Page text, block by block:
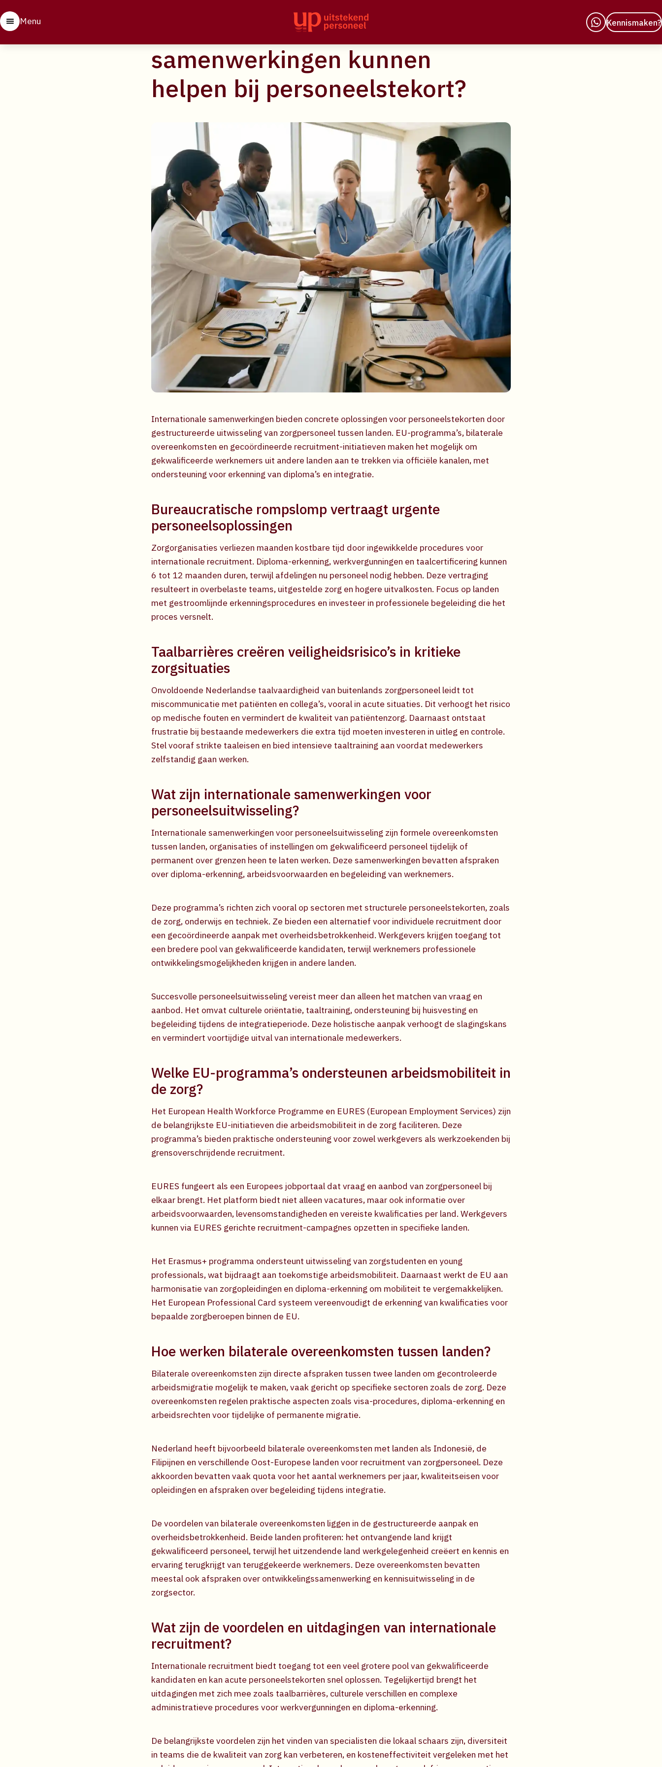
Menu Kennismaken?
Welke internationale
samenwerkingen kunnen
helpen bij personeelstekort?
Internationale samenwerkingen bieden concrete oplossingen voor personeelstekorten door
gestructureerde uitwisseling van zorgpersoneel tussen landen. EU-programma’s, bilaterale
overeenkomsten en gecoördineerde recruitment-initiatieven maken het mogelijk om
gekwalificeerde werknemers uit andere landen aan te trekken via officiële kanalen, met
ondersteuning voor erkenning van diploma’s en integratie.
Bureaucratische rompslomp vertraagt urgente
personeelsoplossingen
Zorgorganisaties verliezen maanden kostbare tijd door ingewikkelde procedures voor
internationale recruitment. Diploma-erkenning, werkvergunningen en taalcertificering kunnen
6 tot 12 maanden duren, terwijl afdelingen nu personeel nodig hebben. Deze vertraging
resulteert in overbelaste teams, uitgestelde zorg en hogere uitvalkosten. Focus op landen
met gestroomlijnde erkenningsprocedures en investeer in professionele begeleiding die het
proces versnelt.
Taalbarrières creëren veiligheidsrisico’s in kritieke
zorgsituaties
Onvoldoende Nederlandse taalvaardigheid van buitenlands zorgpersoneel leidt tot
miscommunicatie met patiënten en collega’s, vooral in acute situaties. Dit verhoogt het risico
op medische fouten en vermindert de kwaliteit van patiëntenzorg. Daarnaast ontstaat
frustratie bij bestaande medewerkers die extra tijd moeten investeren in uitleg en controle.
Stel vooraf strikte taaleisen en bied intensieve taaltraining aan voordat medewerkers
zelfstandig gaan werken.
Wat zijn internationale samenwerkingen voor
personeelsuitwisseling?
Internationale samenwerkingen voor personeelsuitwisseling zijn formele overeenkomsten
tussen landen, organisaties of instellingen om gekwalificeerd personeel tijdelijk of
permanent over grenzen heen te laten werken. Deze samenwerkingen bevatten afspraken
over diploma-erkenning, arbeidsvoorwaarden en begeleiding van werknemers.
Deze programma’s richten zich vooral op sectoren met structurele personeelstekorten, zoals
de zorg, onderwijs en techniek. Ze bieden een alternatief voor individuele recruitment door
een gecoördineerde aanpak met overheidsbetrokkenheid. Werkgevers krijgen toegang tot
een bredere pool van gekwalificeerde kandidaten, terwijl werknemers professionele
ontwikkelingsmogelijkheden krijgen in andere landen.
Succesvolle personeelsuitwisseling vereist meer dan alleen het matchen van vraag en
aanbod. Het omvat culturele oriëntatie, taaltraining, ondersteuning bij huisvesting en
begeleiding tijdens de integratieperiode. Deze holistische aanpak verhoogt de slagingskans
en vermindert voortijdige uitval van internationale medewerkers.
Welke EU-programma’s ondersteunen arbeidsmobiliteit in
de zorg?
Het European Health Workforce Programme en EURES (European Employment Services) zijn
de belangrijkste EU-initiatieven die arbeidsmobiliteit in de zorg faciliteren. Deze
programma’s bieden praktische ondersteuning voor zowel werkgevers als werkzoekenden bij
grensoverschrijdende recruitment.
EURES fungeert als een Europees jobportaal dat vraag en aanbod van zorgpersoneel bij
elkaar brengt. Het platform biedt niet alleen vacatures, maar ook informatie over
arbeidsvoorwaarden, levensomstandigheden en vereiste kwalificaties per land. Werkgevers
kunnen via EURES gerichte recruitment-campagnes opzetten in specifieke landen.
Het Erasmus+ programma ondersteunt uitwisseling van zorgstudenten en young
professionals, wat bijdraagt aan toekomstige arbeidsmobiliteit. Daarnaast werkt de EU aan
harmonisatie van zorgopleidingen en diploma-erkenning om mobiliteit te vergemakkelijken.
Het European Professional Card systeem vereenvoudigt de erkenning van kwalificaties voor
bepaalde zorgberoepen binnen de EU.
Hoe werken bilaterale overeenkomsten tussen landen?
Bilaterale overeenkomsten zijn directe afspraken tussen twee landen om gecontroleerde
arbeidsmigratie mogelijk te maken, vaak gericht op specifieke sectoren zoals de zorg. Deze
overeenkomsten regelen praktische aspecten zoals visa-procedures, diploma-erkenning en
arbeidsrechten voor tijdelijke of permanente migratie.
Nederland heeft bijvoorbeeld bilaterale overeenkomsten met landen als Indonesië, de
Filipijnen en verschillende Oost-Europese landen voor recruitment van zorgpersoneel. Deze
akkoorden bevatten vaak quota voor het aantal werknemers per jaar, kwaliteitseisen voor
opleidingen en afspraken over begeleiding tijdens integratie.
De voordelen van bilaterale overeenkomsten liggen in de gestructureerde aanpak en
overheidsbetrokkenheid. Beide landen profiteren: het ontvangende land krijgt
gekwalificeerd personeel, terwijl het uitzendende land werkgelegenheid creëert en kennis en
ervaring terugkrijgt van teruggekeerde werknemers. Deze overeenkomsten bevatten
meestal ook afspraken over ontwikkelingssamenwerking en kennisuitwisseling in de
zorgsector.
Wat zijn de voordelen en uitdagingen van internationale
recruitment?
Internationale recruitment biedt toegang tot een veel grotere pool van gekwalificeerde
kandidaten en kan acute personeelstekorten snel oplossen. Tegelijkertijd brengt het
uitdagingen met zich mee zoals taalbarrières, culturele verschillen en complexe
administratieve procedures voor werkvergunningen en diploma-erkenning.
De belangrijkste voordelen zijn het vinden van specialisten die lokaal schaars zijn, diversiteit
in teams die de kwaliteit van zorg kan verbeteren, en kosteneffectiviteit vergeleken met het